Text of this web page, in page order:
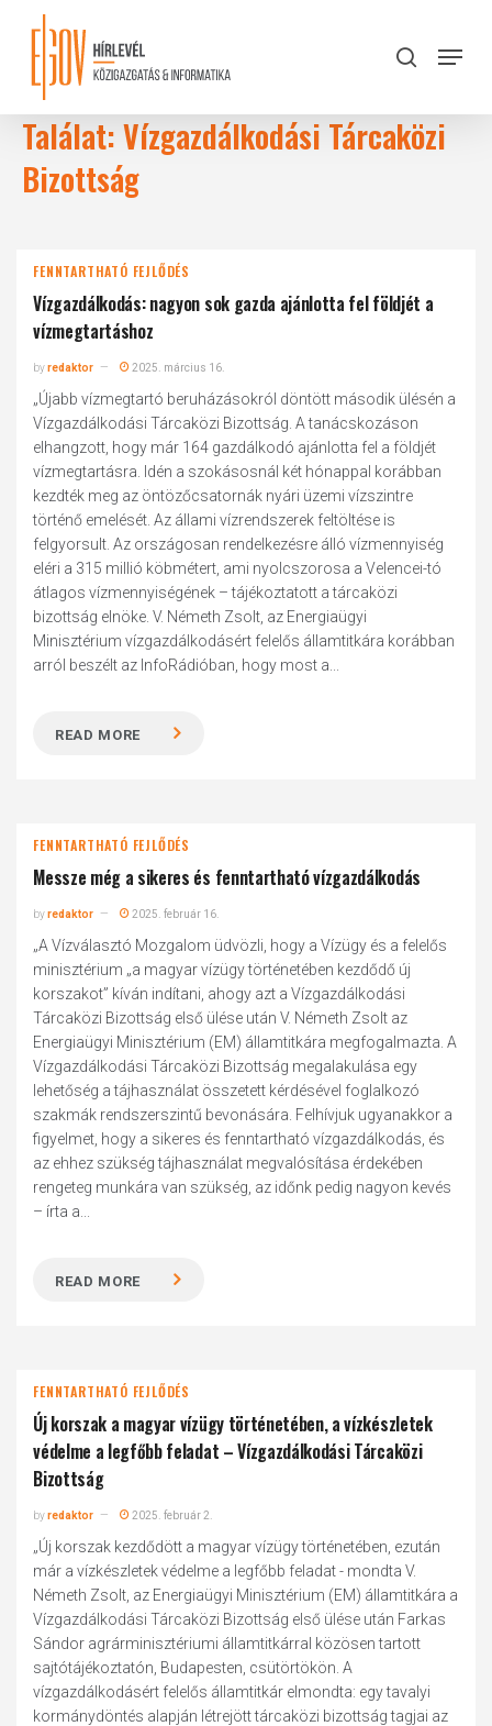
content
search
Menu
Találat: Vízgazdálkodási Tárcaközi
Bizottság
FENNTARTHATÓ FEJLŐDÉS
Vízgazdálkodás: nagyon sok gazda ajánlotta fel földjét a
vízmegtartáshoz
byredaktor 2025. március 16.
„Újabb vízmegtartó beruházásokról döntött második ülésén a
Vízgazdálkodási Tárcaközi Bizottság. A tanácskozáson
elhangzott, hogy már 164 gazdálkodó ajánlotta fel a földjét
vízmegtartásra. Idén a szokásosnál két hónappal korábban
kezdték meg az öntözőcsatornák nyári üzemi vízszintre
történő emelését. Az állami vízrendszerek feltöltése is
felgyorsult. Az országosan rendelkezésre álló vízmennyiség
eléri a 315 millió köbmétert, ami nyolcszorosa a Velencei-tó
átlagos vízmennyiségének – tájékoztatott a tárcaközi
bizottság elnöke. V. Németh Zsolt, az Energiaügyi
Minisztérium vízgazdálkodásért felelős államtitkára korábban
arról beszélt az InfoRádióban, hogy most a...
READ MORE
FENNTARTHATÓ FEJLŐDÉS
Messze még a sikeres és fenntartható vízgazdálkodás
byredaktor 2025. február 16.
„A Vízválasztó Mozgalom üdvözli, hogy a Vízügy és a felelős
minisztérium „a magyar vízügy történetében kezdődő új
korszakot” kíván indítani, ahogy azt a Vízgazdálkodási
Tárcaközi Bizottság első ülése után V. Németh Zsolt az
Energiaügyi Minisztérium (EM) államtitkára megfogalmazta. A
Vízgazdálkodási Tárcaközi Bizottság megalakulása egy
lehetőség a tájhasználat összetett kérdésével foglalkozó
szakmák rendszerszintű bevonására. Felhívjuk ugyanakkor a
figyelmet, hogy a sikeres és fenntartható vízgazdálkodás, és
az ehhez szükség tájhasználat megvalósítása érdekében
rengeteg munkára van szükség, az időnk pedig nagyon kevés
– írta a...
READ MORE
FENNTARTHATÓ FEJLŐDÉS
Új korszak a magyar vízügy történetében, a vízkészletek
védelme a legfőbb feladat – Vízgazdálkodási Tárcaközi
Bizottság
byredaktor 2025. február 2.
„Új korszak kezdődött a magyar vízügy történetében, ezután
már a vízkészletek védelme a legfőbb feladat - mondta V.
Németh Zsolt, az Energiaügyi Minisztérium (EM) államtitkára a
Vízgazdálkodási Tárcaközi Bizottság első ülése után Farkas
Sándor agrárminisztériumi államtitkárral közösen tartott
sajtótájékoztatón, Budapesten, csütörtökön. A
vízgazdálkodásért felelős államtitkár elmondta: egy tavalyi
kormánydöntés alapján létrejött tárcaközi bizottság tagjai az
Close